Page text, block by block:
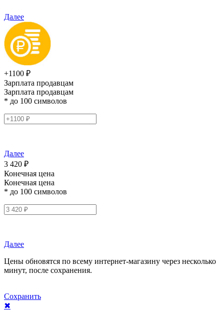
Далее
+1100 ₽
Зарплата продавцам
Зарплата продавцам
* до 100 символов
Далее
3 420 ₽
Конечная цена
Конечная цена
* до 100 символов
Далее
Цены обновятся по всему интернет-магазину через несколько
минут, после сохранения.
Сохранить
✖